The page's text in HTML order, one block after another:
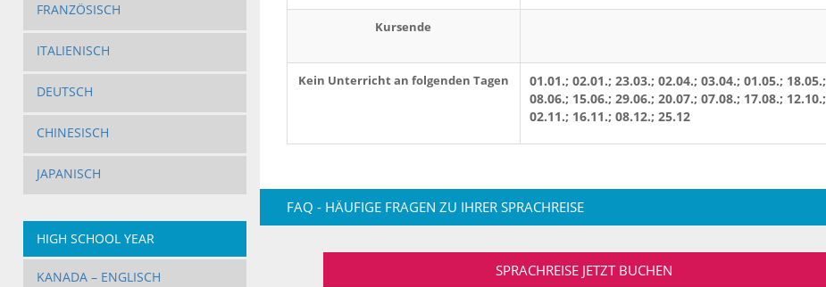
FRANZÖSISCH
ITALIENISCH
DEUTSCH
CHINESISCH
JAPANISCH
HIGH SCHOOL YEAR
KANADA – ENGLISCH
Kursende
Kein Unterricht an folgenden Tagen
01.01.; 02.01.; 23.03.; 02.04.; 03.04.; 01.05.; 18.05.;
08.06.; 15.06.; 29.06.; 20.07.; 07.08.; 17.08.; 12.10.;
02.11.; 16.11.; 08.12.; 25.12
FAQ - HÄUFIGE FRAGEN ZU IHRER SPRACHREISE
SPRACHREISE JETZT BUCHEN